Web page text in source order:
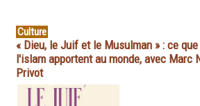
Culture
« Dieu, le Juif et le Musulman » : ce
l'islam apportent au monde, avec Marc
Privot